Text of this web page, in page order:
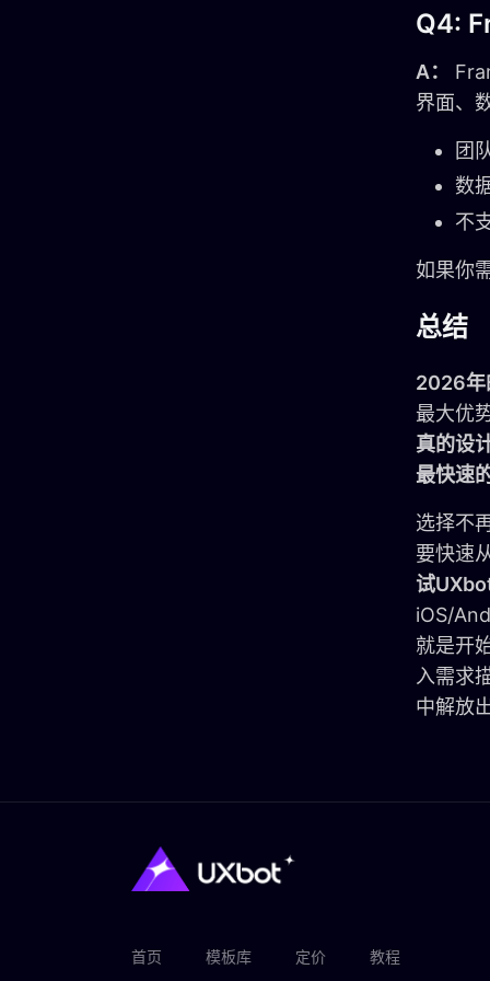
Q4:
A：
界面、
团
数
不
如果你
总结
2026年
最大优
真的设
最快速
选择不
要快速
试
iOS/
就是开
入需求
中解放
首页 模板库 定价 教程